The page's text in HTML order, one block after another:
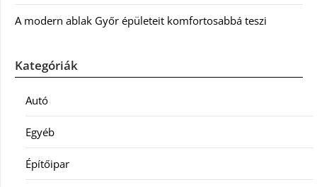
A modern ablak Győr épületeit komfortosabbá teszi
Kategóriák
Autó
Egyéb
Építőipar